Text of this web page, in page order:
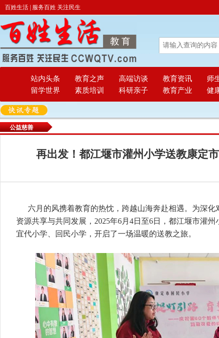
百姓生活 | 服务百姓 关注民生
站内头条 教育之声 高端访谈 教育资讯
师
留学世界
素质培训 科研亲子 教育产业 健
公益慈善
再出发！都江堰市灌州小学送教康定
六月的风携着教育的热忱，跨越山海奔赴相遇。为深
资源共享与共同发展，2025年6月4日至6日，都江堰市灌
宜代小学、回民小学，开启了一场温暖的送教之旅。